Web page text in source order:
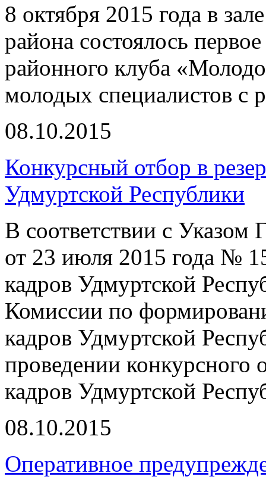
8 октября 2015 года в
района состоялось
районного клуба
молодых специалистов с
08.10.2015
Конкурсный отбор в
Удмуртской Республики
В соответствии с Указом
от 23 июля 2015 года №
кадров Удмуртской
Комиссии по
кадров Удмуртской
проведении конкурсного
кадров Удмуртской
08.10.2015
Оперативное